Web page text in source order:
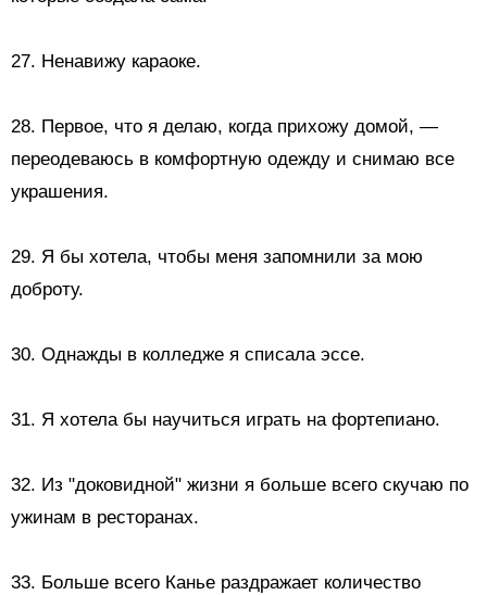
27. Ненавижу караоке.
28. Первое, что я делаю, когда прихожу домой, —
переодеваюсь в комфортную одежду и снимаю все
украшения.
29. Я бы хотела, чтобы меня запомнили за мою
доброту.
30. Однажды в колледже я списала эссе.
31. Я хотела бы научиться играть на фортепиано.
32. Из "доковидной" жизни я больше всего скучаю по
ужинам в ресторанах.
33. Больше всего Канье раздражает количество